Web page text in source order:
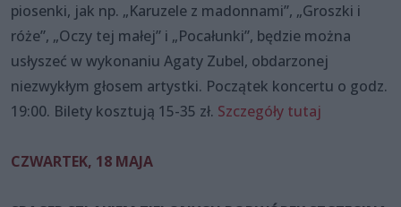
piosenki, jak np. „Karuzele z madonnami”, „Groszki i
róże”, „Oczy tej małej” i „Pocałunki”, będzie można
usłyszeć w wykonaniu Agaty Zubel, obdarzonej
niezwykłym głosem artystki. Początek koncertu o godz.
19:00. Bilety kosztują 15-35 zł. Szczegóły tutaj
CZWARTEK, 18 MAJA